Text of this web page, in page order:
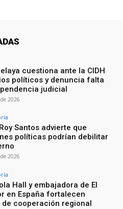
cuestiona ante la CIDH
políticos y denuncia falta
judicial
2026
Santos advierte que
políticas podrían debilitar
2026
Hall y embajadora de El
en España fortalecen
de cooperación regional